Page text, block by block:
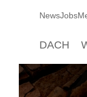
NewsJobs
DACH